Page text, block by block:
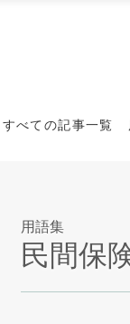
すべての記事一覧
用語集
民間保